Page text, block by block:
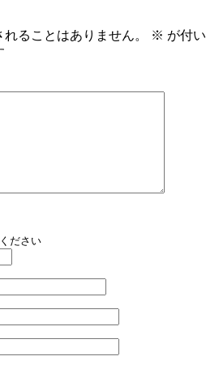
ることはありません。 ※ が付い
ださい